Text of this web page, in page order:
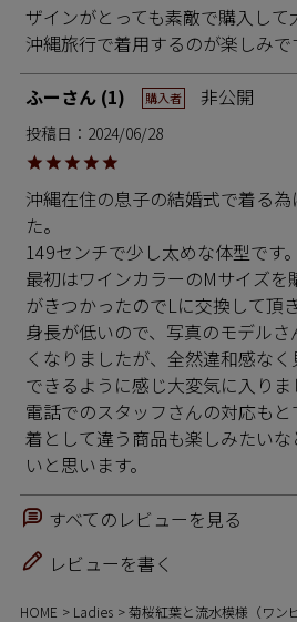
ザインがとっても素敵で購入して
沖縄旅行で着用するのが楽しみで
ふー 1 購入者 非公開
投稿日 2024/06/28
沖縄在住の息子の結婚式で着る
た。
149センチで少し太めな体型です。
最初はワインカラーのMサイズを
がきつかったのでLに交換して頂
身長が低いので、写真のモデル
くなりましたが、全然違和感な
できるように感じ大変気に入りま
電話でのスタッフさんの対応も
着として違う商品も楽しみたい
いと思います。
すべてのレビューを見る
レビューを書く
HOME Ladies 菊桜紅葉と流水模様（ワンピ